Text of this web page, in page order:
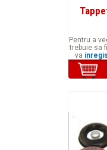
Pentru a
trebuie sa
va